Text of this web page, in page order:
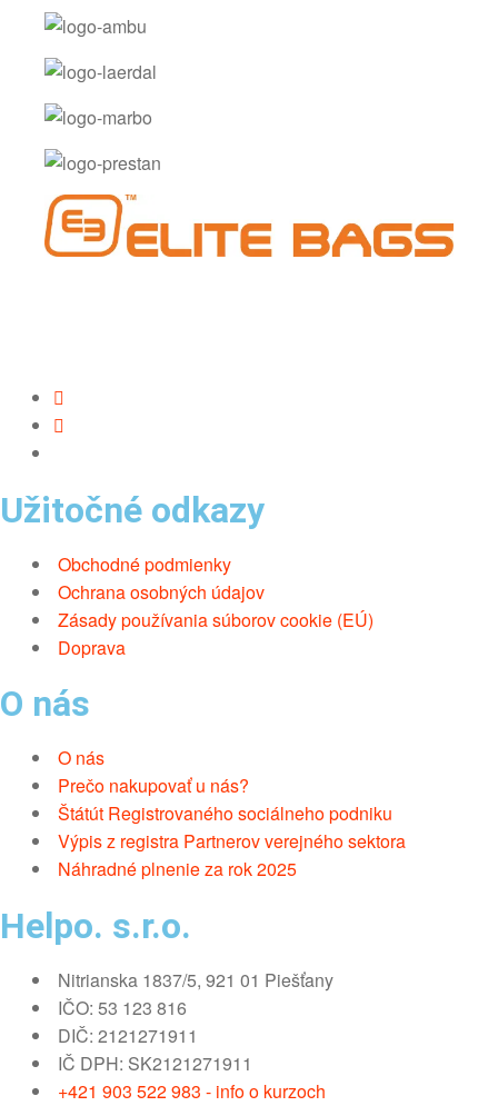
Užitočné odkazy
Obchodné podmienky
Ochrana osobných údajov
Zásady používania súborov cookie (EÚ)
Doprava
O nás
O nás
Prečo nakupovať u nás?
Štátút Registrovaného sociálneho podniku
Výpis z registra Partnerov verejného sektora
Náhradné plnenie za rok 2025
Helpo. s.r.o.
Nitrianska 1837/5, 921 01 Piešťany
IČO: 53 123 816
DIČ: 2121271911
IČ DPH: SK2121271911
+421 903 522 983 - info o kurzoch